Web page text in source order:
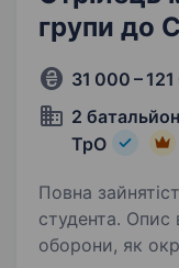
групи до
31 000 –
2
ТрО
Повна
студента. Опис вакансії Сили територіальної
оборони, як